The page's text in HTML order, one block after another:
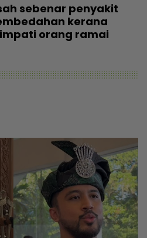
sebenar penyakit
kerana
orang ramai